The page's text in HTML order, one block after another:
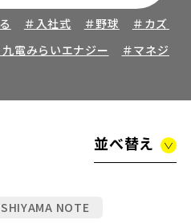
＃入社式 ＃野球
＃カズヒ
九電みらいエナジー ＃マネジメ
並べ替え
NOTE